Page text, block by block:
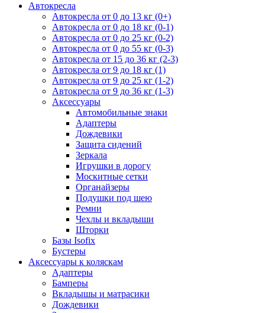
Автокресла
Автокресла от 0 до 13 кг (0+)
Автокресла от 0 до 18 кг (0-1)
Автокресла от 0 до 25 кг (0-2)
Автокресла от 0 до 55 кг (0-3)
Автокресла от 15 до 36 кг (2-3)
Автокресла от 9 до 18 кг (1)
Автокресла от 9 до 25 кг (1-2)
Автокресла от 9 до 36 кг (1-3)
Аксессуары
Автомобильные знаки
Адаптеры
Дождевики
Защита сидений
Зеркала
Игрушки в дорогу
Москитные сетки
Органайзеры
Подушки под шею
Ремни
Чехлы и вкладыши
Шторки
Базы Isofix
Бустеры
Аксессуары к коляскам
Адаптеры
Бамперы
Вкладышы и матрасики
Дождевики